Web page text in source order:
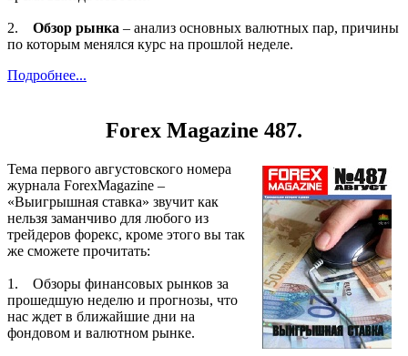
2. Обзор рынка – анализ основных валютных пар, причины
по которым менялся курс на прошлой неделе.
Подробнее...
Forex Magazine 487.
Тема первого августовского номера
журнала ForexMagazine –
«Выигрышная ставка» звучит как
нельзя заманчиво для любого из
трейдеров форекс, кроме этого вы так
же сможете прочитать:
1. Обзоры финансовых рынков за
прошедшую неделю и прогнозы, что
нас ждет в ближайшие дни на
фондовом и валютном рынке.